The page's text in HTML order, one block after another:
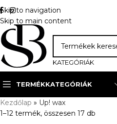
Skip to navigation
Skip to main content
KATEGÓRIÁK
TERMÉKKATEGÓRIÁK
Kezdőlap » Up! wax
1–12 termék, összesen 17 db